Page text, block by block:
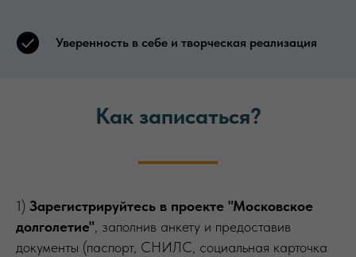
Уверенность в себе и творческая реализация
Как записаться?
1) Зарегистрируйтесь в проекте "Московское
долголетие", заполнив анкету и предоставив
документы (паспорт, СНИЛС, социальная карточка